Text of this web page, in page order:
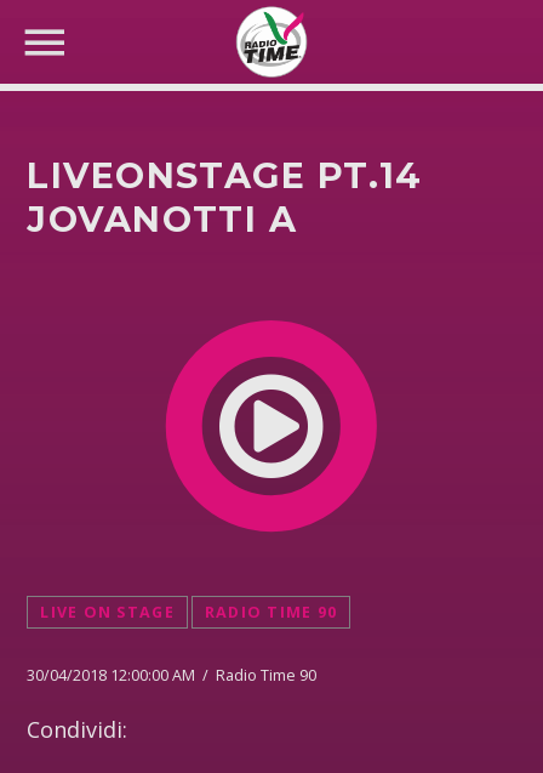
LIVEONSTAGE PT.14
JOVANOTTI A
LIVE ON STAGE RADIO TIME 90
30/04/2018 12:00:00 AM / Radio Time 90
Condividi: